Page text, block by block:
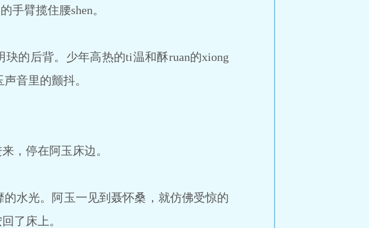
臂揽住腰shen。
的后背。少年高热的ti温和酥ruan的xiong
音里的颤抖。
，停在阿玉床边。
水光。阿玉一见到聂怀桑，就仿佛受惊的
了床上。